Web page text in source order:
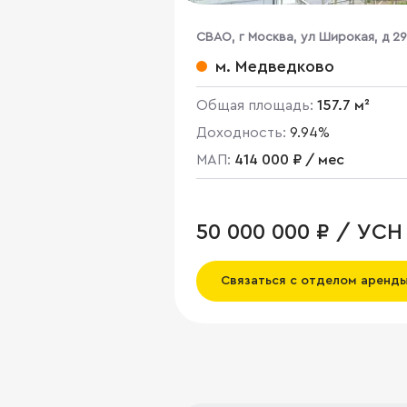
CВАО, г Москва, ул Широкая, д 29
м. Медведково
Общая площадь: 157.7 м²
Доходность: 9.94%
МАП: 414 000 ₽ / мес
50 000 000 ₽ / УСН
Связаться с отделом